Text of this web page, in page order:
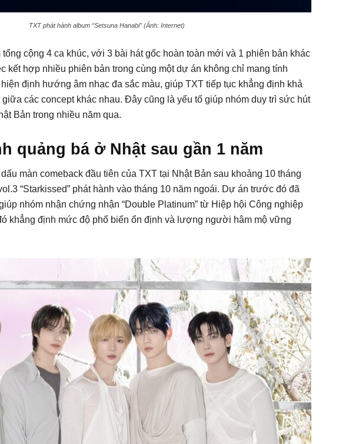
TXT phát hành album “Setsuna Hanabi” (Ảnh: Internet)
cộng 4 ca khúc, với 3 bài hát gốc hoàn toàn mới và 1 phiên bản khác
kết hợp nhiều phiên bản trong cùng một dự án không chỉ mang tính
định hướng âm nhạc đa sắc màu, giúp TXT tiếp tục khẳng định khả
các concept khác nhau. Đây cũng là yếu tố giúp nhóm duy trì sức hút
Bản trong nhiều năm qua.
quảng bá ở Nhật sau gần 1 năm
màn comeback đầu tiên của TXT tại Nhật Bản sau khoảng 10 tháng
“Starkissed” phát hành vào tháng 10 năm ngoái. Dự án trước đó đã
nhóm nhận chứng nhận “Double Platinum” từ Hiệp hội Công nghiệp
khẳng định mức độ phổ biến ổn định và lượng người hâm mộ vững